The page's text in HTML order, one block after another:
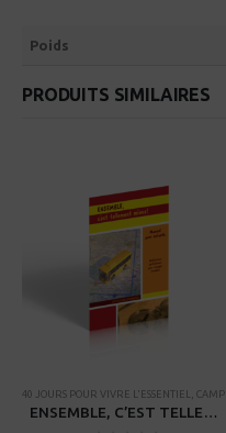
Poids
PRODUITS SIMILAIRES
GROUPES,THÈMES BIBLIQUES
40 JOURS POUR VIVRE L'ESSENTIEL, CAMPAGNES
ENSEMBLE, C’EST TELLEMENT MIEUX – Manuel pour enfants